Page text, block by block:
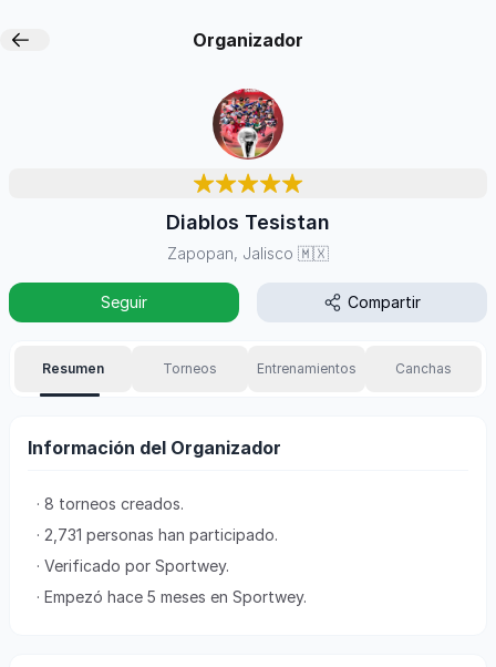
Organizador
Diablos Tesistan
Zapopan, Jalisco 🇲🇽
Seguir Compartir
Resumen Torneos Entrenamientos Canchas
Información del Organizador
· 8 torneos creados.
· 2,731 personas han participado.
· Verificado por Sportwey.
· Empezó hace 5 meses en Sportwey.